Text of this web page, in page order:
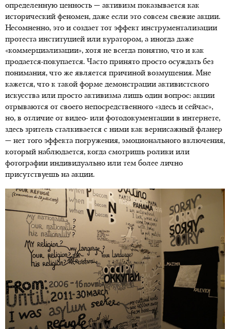
определенную ценность — активизм показывается как
исторический феномен, даже если это совсем свежие акции.
Несомненно, это и создает тот эффект инструментализации
протеста институцией или куратором, а иногда даже
«коммерциализации», хотя не всегда понятно, что и как
продается-покупается. Часто принято просто осуждать без
понимания, что же является причиной возмущения. Мне
кажется, что к такой форме демонстрации активистского
искусства или просто активизма лишь один вопрос: акции
отрываются от своего непосредственного «здесь и сейчас»,
но, в отличие от видео- или фотодокументации в интернете,
здесь зритель сталкивается с ними как вернисажный фланер
— нет того эффекта погружения, эмоционального включения,
который наблюдается, когда смотришь ролики или
фотографии индивидуально или тем более лично
присутствуешь на акции.